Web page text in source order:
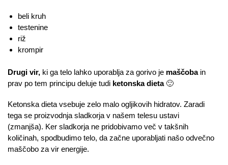
beli kruh
testenine
riž
krompir
Drugi vir, ki ga telo lahko uporablja za gorivo je maščoba in
prav po tem principu deluje tudi ketonska dieta🙂
Ketonska dieta vsebuje zelo malo ogljikovih hidratov. Zaradi
tega se proizvodnja sladkorja v našem telesu ustavi
(zmanjša). Ker sladkorja ne pridobivamo več v takšnih
količinah, spodbudimo telo, da začne uporabljati našo odvečno
maščobo za vir energije.